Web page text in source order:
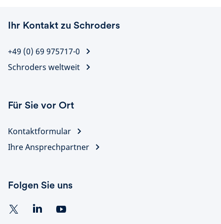
Ihr Kontakt zu Schroders
+49 (0) 69 975717-0
Schroders weltweit
Für Sie vor Ort
Kontaktformular
Ihre Ansprechpartner
Folgen Sie uns